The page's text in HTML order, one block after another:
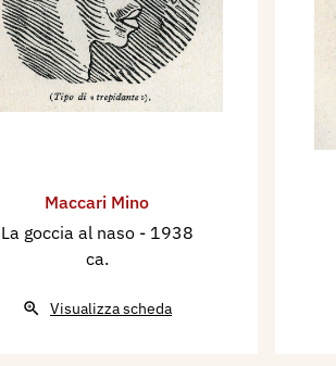
Maccari Mino
La goccia al naso - 1938
ca.
Visualizza scheda